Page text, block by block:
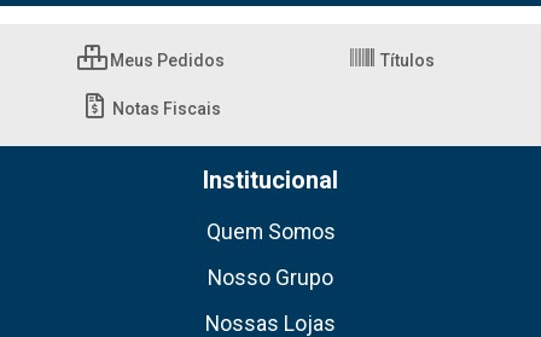
Meus Pedidos Títulos
Notas Fiscais
Institucional
Quem Somos
Nosso Grupo
Nossas Lojas